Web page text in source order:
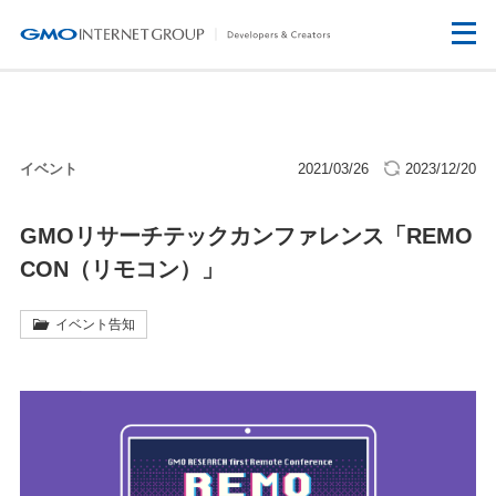
イベント 2021/03/26 2023/12/20
GMOリサーチテックカンファレンス「REMO
CON（リモコン）」
イベント告知